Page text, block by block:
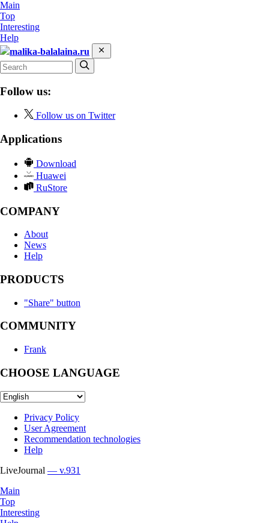
Main
Top
Interesting
Help
malika-balalaina.ru
Follow us:
Follow us on Twitter
Applications
Download
Huawei
RuStore
COMPANY
About
News
Help
PRODUCTS
"Share" button
COMMUNITY
Frank
CHOOSE LANGUAGE
Privacy Policy
User Agreement
Recommendation technologies
Help
LiveJournal — v.931
Main
Top
Interesting